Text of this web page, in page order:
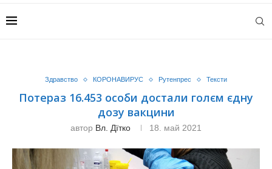
Здравство КОРОНАВИРУС Рутенпрес Тексти
Потераз 16.453 особи достали голєм єдну
дозу вакцини
автор Вл. Дїтко 18. май 2021